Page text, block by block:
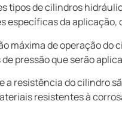
tipos de cilindros
específicas da
máxima de operação
pressão que serão
a resistência do cilindro
resistentes à